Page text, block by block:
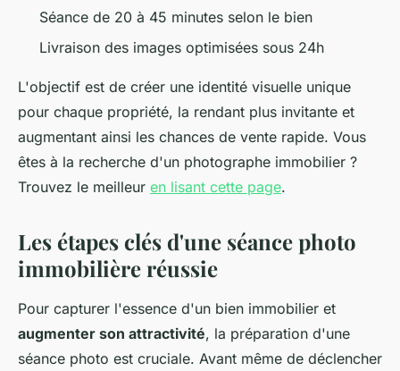
Séance de 20 à 45 minutes selon le bien
Livraison des images optimisées sous 24h
L'objectif est de créer une identité visuelle unique
pour chaque propriété, la rendant plus invitante et
augmentant ainsi les chances de vente rapide. Vous
êtes à la recherche d'un photographe immobilier ?
Trouvez le meilleur en lisant cette page.
Les étapes clés d'une séance photo
immobilière réussie
Pour capturer l'essence d'un bien immobilier et
augmenter son attractivité, la préparation d'une
séance photo est cruciale. Avant même de déclencher